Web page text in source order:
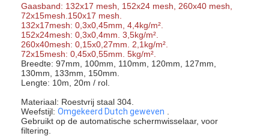
Gaasband: 132x17 mesh, 152x24 mesh, 260x40 mesh,
72x15mesh.150x17 mesh.
132x17mesh: 0,3x0,45mm, 4,4kg/m².
152x24mesh: 0,3x0,4mm. 3,5kg/m².
260x40mesh: 0,15x0,27mm. 2,1kg/m².
72x15mesh: 0,45x0,55mm. 5kg/m².
Breedte: 97mm, 100mm, 110mm, 120mm, 127mm,
130mm, 133mm, 150mm.
Lengte: 10m, 20m / rol.
Materiaal: Roestvrij staal 304.
Weefstijl:Omgekeerd Dutch geweven
Gebruikt op de automatische schermwisselaar, voor
filtering.